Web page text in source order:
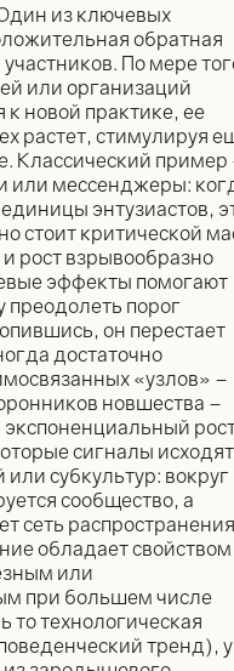
из ключевых
обратная
участников. По мере
или организаций
новой практике, ее
растет, стимулируя
Классический пример
или мессенджеры:
энтузиастов,
стоит критической
рост взрывообразно
эффекты помогают
преодолеть порог
он перестает
достаточно
«узлов» –
новшества –
экспоненциальный
сигналы
субкультур: вокруг
сообщество, а
сеть
обладает свойством
или
при большем числе
то технологическая
тренд), у